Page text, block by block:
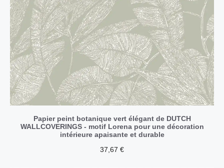
Papier peint botanique vert élégant de DUTCH
WALLCOVERINGS - motif Lorena pour une décoration
intérieure apaisante et durable
37,67 €